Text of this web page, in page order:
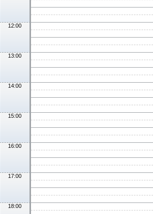
12:00
13:00
14:00
15:00
16:00
17:00
18:00